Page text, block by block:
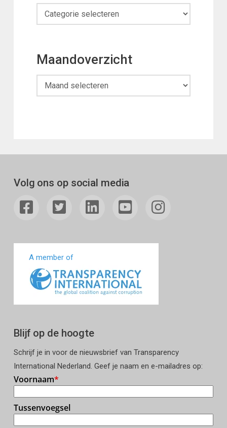
Categorieën
Maandoverzicht
Maandoverzicht
Volg ons op social media
A member of
Blijf op de hoogte
Schrijf je in voor de nieuwsbrief van Transparency
International Nederland. Geef je naam en e-mailadres op: